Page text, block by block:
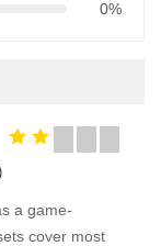
0%
a game-
cover most